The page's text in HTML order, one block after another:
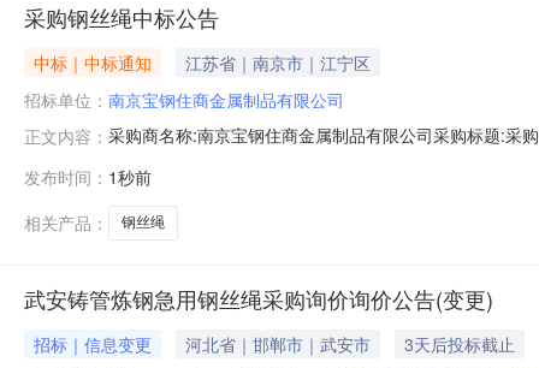
采购钢丝绳中标公告
中标｜中标通知
江苏省｜南京市｜江宁区
招标单位： 南京宝钢住商金属制品有限公司
正文内容： 采购商名称:南京宝钢住商金属制品有限公司采购标题:采
发布时间： 1秒前
相关产品：
钢丝绳
武安铸管炼钢急用钢丝绳采购询价询价公告(变更)
招标｜信息变更 河北省｜邯郸市｜武安市
3天后投标截止